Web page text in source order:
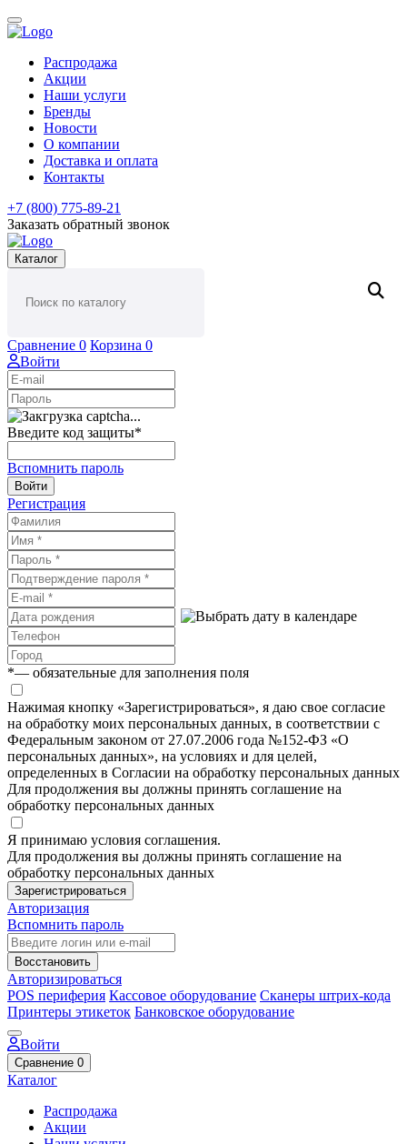
Распродажа
Акции
Наши услуги
Бренды
Новости
О компании
Доставка и оплата
Контакты
+7 (800) 775-89-21
Заказать обратный звонок
Каталог
Сравнение 0 Корзина 0
Войти
Введите код защиты*
Вспомнить пароль
Войти
Регистрация
*— обязательные для заполнения поля
Нажимая кнопку «Зарегистрироваться», я даю свое согласие
на обработку моих персональных данных, в соответствии с
Федеральным законом от 27.07.2006 года №152-ФЗ «О
персональных данных», на условиях и для целей,
определенных в Согласии на обработку персональных данных
Для продолжения вы должны принять соглашение на
обработку персональных данных
Я принимаю условия соглашения.
Для продолжения вы должны принять соглашение на
обработку персональных данных
Зарегистрироваться
Авторизация
Вспомнить пароль
Восстановить
Авторизироваться
POS периферия Кассовое оборудование Сканеры штрих-кода
Принтеры этикеток Банковское оборудование
Войти
Сравнение 0
Каталог
Распродажа
Акции